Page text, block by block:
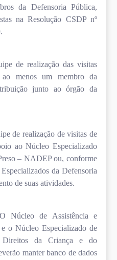
da Defensoria Pública,
na Resolução CSDP nº
de realização das visitas
menos um membro da
junto ao órgão da
de realização de visitas de
ao Núcleo Especializado
– NADEP ou, conforme
da Defensoria
de suas atividades.
Núcleo de Assistência e
o Núcleo Especializado de
Direitos da Criança e do
manter banco de dados